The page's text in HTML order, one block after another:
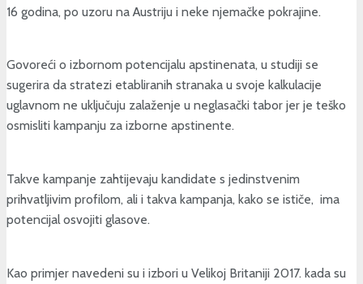
16 godina, po uzoru na Austriju i neke njemačke pokrajine.
Govoreći o izbornom potencijalu apstinenata, u studiji se
sugerira da stratezi etabliranih stranaka u svoje kalkulacije
uglavnom ne uključuju zalaženje u neglasački tabor jer je teško
osmisliti kampanju za izborne apstinente.
Takve kampanje zahtijevaju kandidate s jedinstvenim
prihvatljivim profilom, ali i takva kampanja, kako se ističe, ima
potencijal osvojiti glasove.
Kao primjer navedeni su i izbori u Velikoj Britaniji 2017. kada su